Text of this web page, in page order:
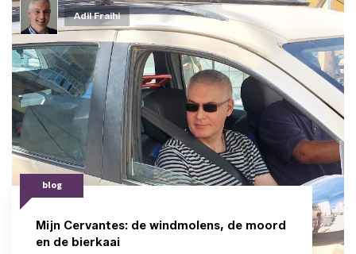
blog
Mijn Cervantes: de windmolens, de moord
en de bierkaai
Adil Fraihi